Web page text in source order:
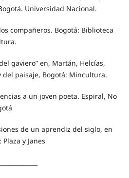
Universidad Nacional.
compañeros. Bogotá: Biblioteca
gaviero” en, Martán, Helcías,
del paisaje, Bogotá: Mincultura.
a un joven poeta. Espiral, No
de un aprendiz del siglo, en
y Janes